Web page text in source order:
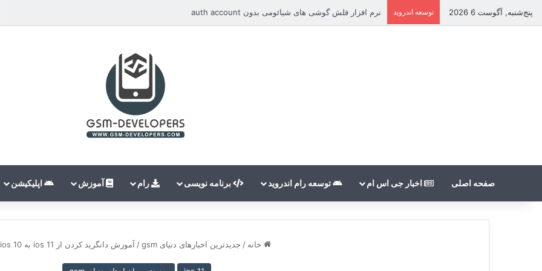
پنج‌شنبه, آگوست 6 2026 توسعه اندروید نرم افزار فلش گوشی های شیائومی بدون auth account
صفحه اصلی اخبار جی اس ام توسعه رام اندروید برنامه نویسی رام آموزش اپلیکیشن
خانه / جدیدترین اخبارهای دنیای gsm / آموزش دانگرید کردن از ios 11 به ios 10